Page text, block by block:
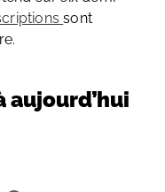
sont
aujourd’hui